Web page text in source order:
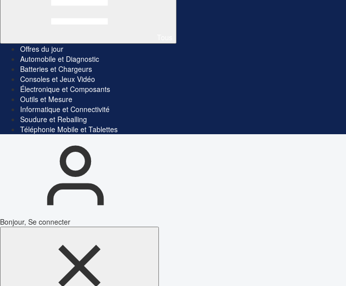
Offres du jour
Automobile et Diagnostic
Batteries et Chargeurs
Consoles et Jeux Vidéo
Électronique et Composants
Outils et Mesure
Informatique et Connectivité
Soudure et Reballing
Téléphonie Mobile et Tablettes
Bonjour, Se connecter